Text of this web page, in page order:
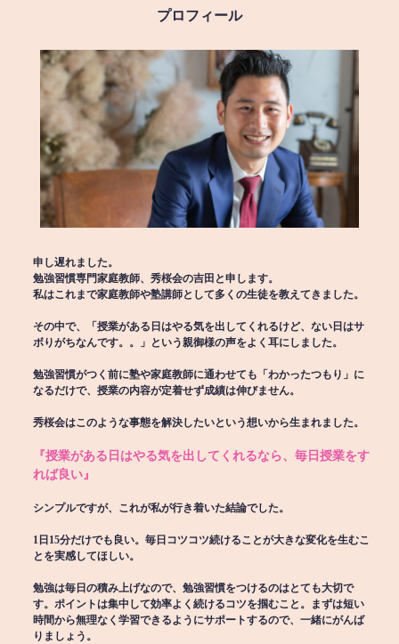
プロフィール
申し遅れました。
勉強習慣専門家庭教師、秀桜会の吉田と申します。
私はこれまで家庭教師や塾講師として多くの生徒を教えてきました。
その中で、「授業がある日はやる気を出してくれるけど、ない日はサ
ボりがちなんです。。」という親御様の声をよく耳にしました。
勉強習慣がつく前に塾や家庭教師に通わせても「わかったつもり」に
なるだけで、授業の内容が定着せず成績は伸びません。
秀桜会はこのような事態を解決したいという想いから生まれました。
『授業がある日はやる気を出してくれるなら、毎日授業をす
れば良い』
シンプルですが、これが私が行き着いた結論でした。
1日15分だけでも良い。毎日コツコツ続けることが大きな変化を生むこ
とを実感してほしい。
勉強は毎日の積み上げなので、勉強習慣をつけるのはとても大切で
す。ポイントは集中して効率よく続けるコツを掴むこと。まずは短い
時間から無理なく学習できるようにサポートするので、一緒にがんば
りましょう。